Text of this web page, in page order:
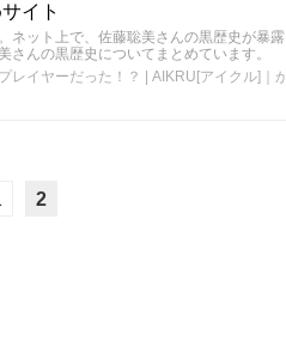
イト
ネット上で、佐藤聡美さんの黒歴史が暴露
んの黒歴史についてまとめています。
レイヤーだった！？ | AIKRU[アイクル]｜
2